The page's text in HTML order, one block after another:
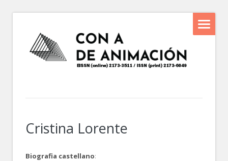
Cristina Lorente
Biografia castellano: